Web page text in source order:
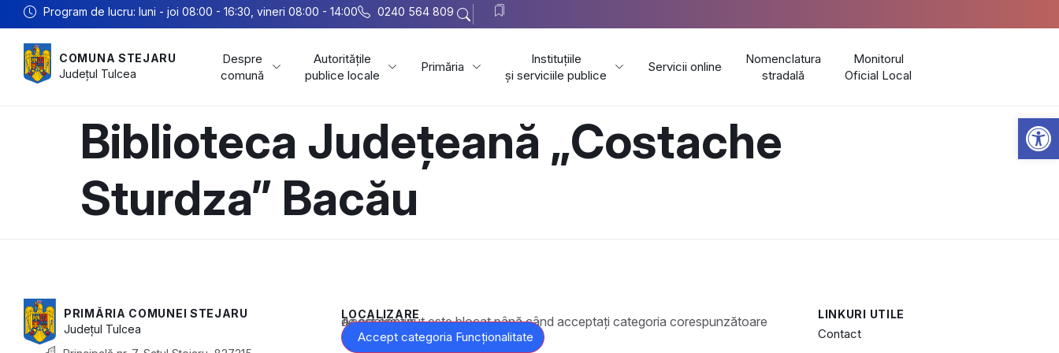
Program de lucru: luni - joi 08:00 - 16:30, vineri 08:00 - 14:00 0240 564 809
COMUNA STEJARU
Județul Tulcea
Despre
comună
Autoritățile
publice locale
Primăria
Instituțiile
și serviciile publice
Servicii online
Nomenclatura
stradală
Monitorul
Oficial Local
Biblioteca Județeană „Costache
Sturdza” Bacău
PRIMĂRIA COMUNEI STEJARU
Județul Tulcea
LOCALIZARE
Acest conținut este blocat până când acceptați categoria corespunzătoare de cookie-uri.
Accept categoria Funcționalitate
LINKURI UTILE
Contact